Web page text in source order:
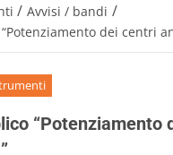
/ Avvisi / bandi /
dei centri
“Potenziamento